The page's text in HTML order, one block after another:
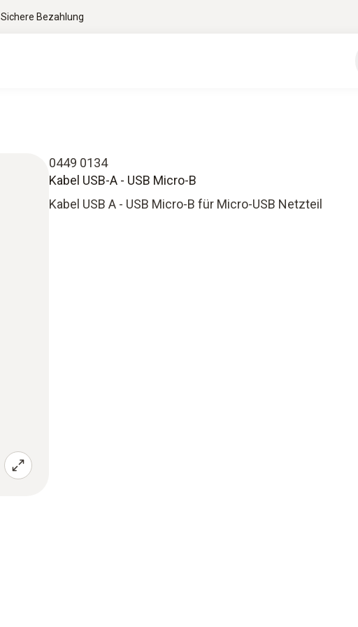
Sichere Bezahlung
0449 0134
Kabel USB-A - USB Micro-B
Kabel USB A - USB Micro-B für Micro-USB Netzteil